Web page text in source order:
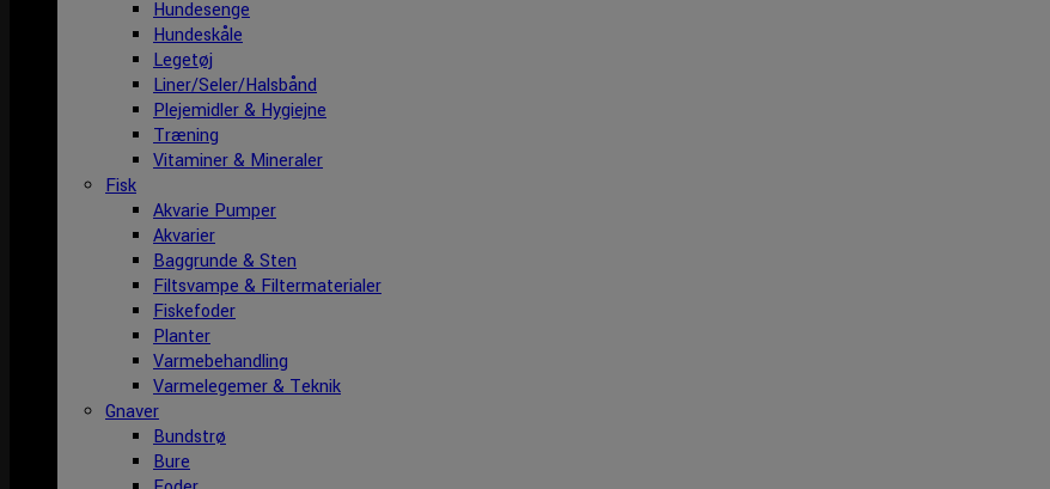
Hundesenge
Hundeskåle
Legetøj
Liner/Seler/Halsbånd
Plejemidler & Hygiejne
Træning
Vitaminer & Mineraler
Fisk
Akvarie Pumper
Akvarier
Baggrunde & Sten
Filtsvampe & Filtermaterialer
Fiskefoder
Planter
Varmebehandling
Varmelegemer & Teknik
Gnaver
Bundstrø
Bure